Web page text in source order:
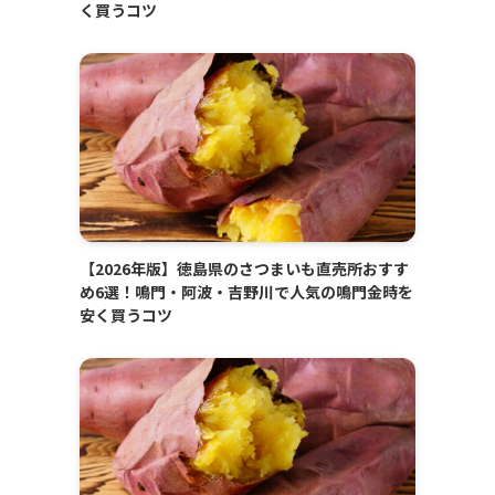
く買うコツ
【2026年版】徳島県のさつまいも直売所おすす
め6選！鳴門・阿波・吉野川で人気の鳴門金時を
安く買うコツ